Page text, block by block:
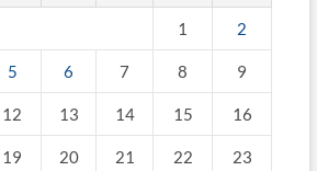
1 2
5 6 7 8 9
12 13 14 15 16
19 20 21 22 23